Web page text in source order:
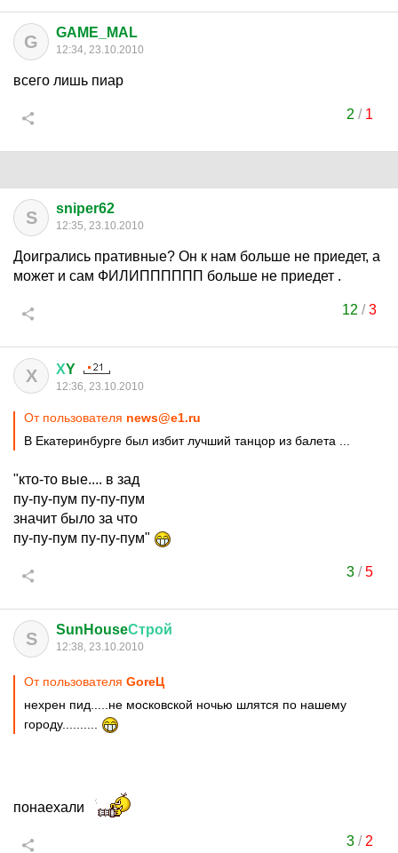
G GAME_MAL
12:34, 23.10.2010
всего лишь пиар
2 / 1
S sniper62
12:35, 23.10.2010
Доигрались пративные? Он к нам больше не приедет, а
может и сам ФИЛИПППППП больше не приедет .
12 /3
Х ХY
12:36, 23.10.2010
От пользователя news@e1.ru
В Екатеринбурге был избит лучший танцор из балета ...
"кто-то вые.... в зад
пу-пу-пум пу-пу-пум
значит было за что
пу-пу-пум пу-пу-пум"
3/5
S SunHouseСтрой
12:38, 23.10.2010
От пользователя GoreЦ
нехрен пид.....не московской ночью шлятся по нашему
городу..........
понаехали
3/ 2